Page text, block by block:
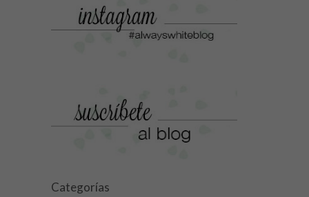
Categorías